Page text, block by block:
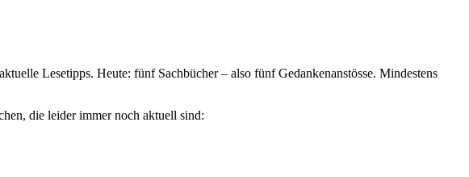
Lesetipps. Heute: fünf Sachbücher – also fünf Gedankenanstösse. Mindestens
die leider immer noch aktuell sind: